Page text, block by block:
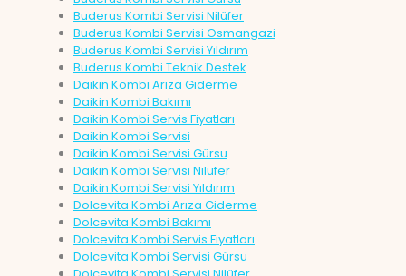
Buderus Kombi Servisi Nilüfer
Buderus Kombi Servisi Osmangazi
Buderus Kombi Servisi Yıldırım
Buderus Kombi Teknik Destek
Daikin Kombi Arıza Giderme
Daikin Kombi Bakımı
Daikin Kombi Servis Fiyatları
Daikin Kombi Servisi
Daikin Kombi Servisi Gürsu
Daikin Kombi Servisi Nilüfer
Daikin Kombi Servisi Yıldırım
Dolcevita Kombi Arıza Giderme
Dolcevita Kombi Bakımı
Dolcevita Kombi Servis Fiyatları
Dolcevita Kombi Servisi Gürsu